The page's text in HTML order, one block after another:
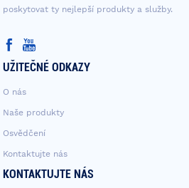
poskytovat ty nejlepší produkty a služby.
UŽITEČNÉ ODKAZY
O nás
Naše produkty
Osvědčení
Kontaktujte nás
KONTAKTUJTE NÁS